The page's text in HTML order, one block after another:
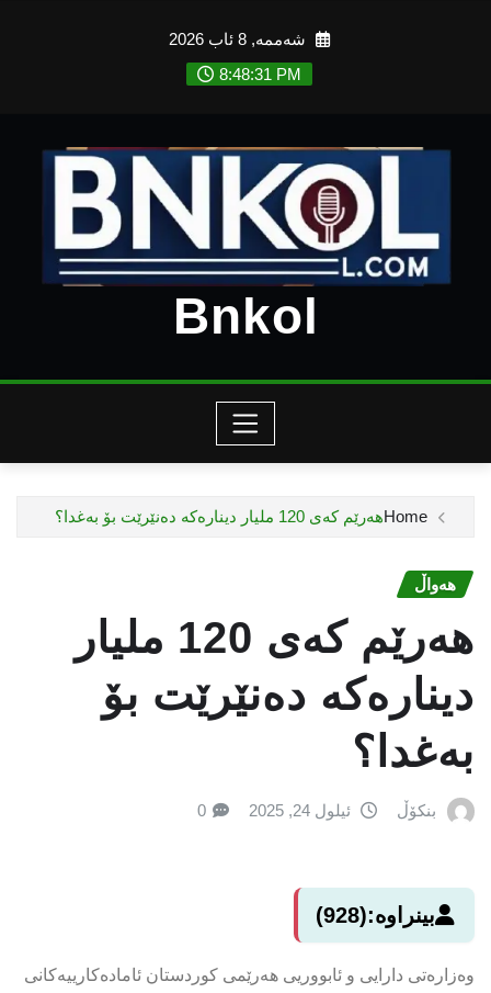
شەممە, 8 ئاب 2026
8:48:33 PM
Bnkol
Homeهەرێم کەى 120 ملیار دینارەکە دەنێرێت بۆ بەغدا؟
هەواڵ
هەرێم کەى 120 ملیار
دینارەکە دەنێرێت بۆ
بەغدا؟
بنکۆڵ ئیلول 24, 2025 0
بینراوە:(928)
وەزارەتی دارایی و ئابووریی هەرێمی کوردستان ئامادەکارییەکانی